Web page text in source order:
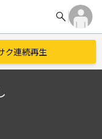
search
ク連続再生